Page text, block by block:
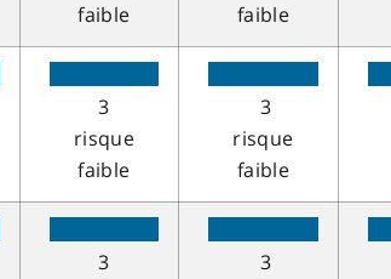
faible
faible
3
risque
faible
3
risque
faible
3
3